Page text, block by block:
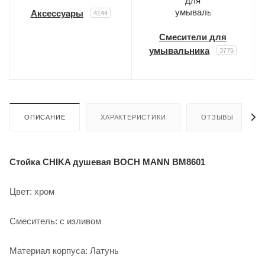
Аксессуары 4144
Смесители для
умывальника
3775
ОПИСАНИЕ ХАРАКТЕРИСТИКИ ОТЗЫВЫ
Стойка CHIKA душевая BOCH MANN BM8601
Цвет: хром
Смеситель: с изливом
Материал корпуса: Латунь